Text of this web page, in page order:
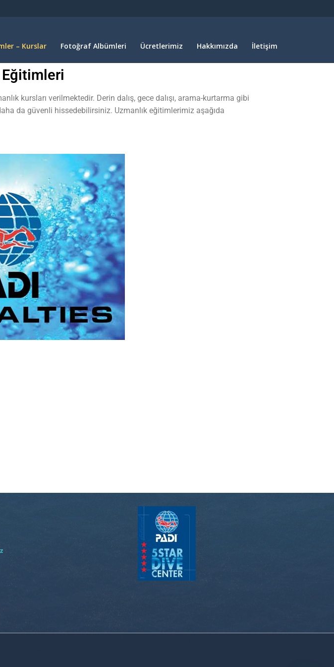
– Kurslar Fotoğraf Albümleri Ücretlerimiz Hakkımızda İletişim
Eğitimleri
kursları verilmektedir. Derin dalış, gece dalışı, arama-kurtarma gibi
da güvenli hissedebilirsiniz. Uzmanlık eğitimlerimiz aşağıda